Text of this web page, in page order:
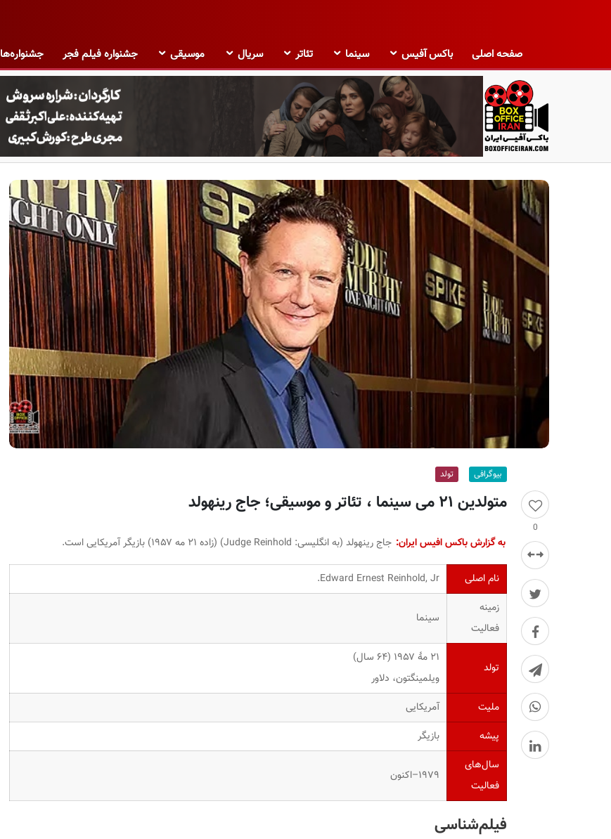
صفحه اصلی باکس آفیس سینما تئاتر سریال موسیقی جشنواره فیلم فجر جشنواره‌ها
ب
ک
س
س
0
بیوگرافی تولد
متولدین ۲۱ می سینما ، تئاتر و موسیقی؛ جاج رینهولد
به گزارش باکس افیس ایران: جاج رینهولد (به انگلیسی: Judge Reinhold) (زاده ۲۱ مه ۱۹۵۷) بازیگر آمریکایی است.
نام اصلی
Edward Ernest Reinhold, Jr.
زمینه
فعالیت
سینما
تولد
۲۱ مهٔ ۱۹۵۷ ‏(۶۴ سال)
ویلمینگتون، دلاور
ملیت
آمریکایی
پیشه
بازیگر
سال‌های
فعالیت
۱۹۷۹–اکنون
فیلم‌شناسی